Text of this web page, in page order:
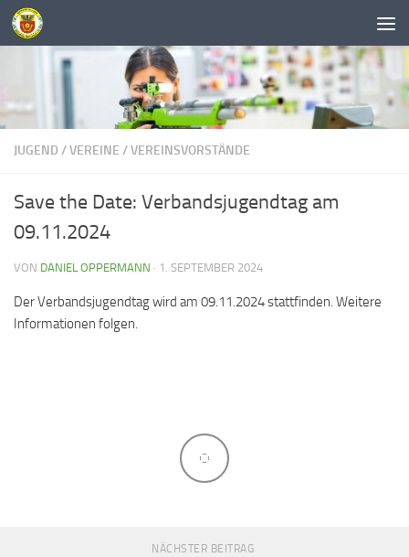
Unter dem Inhalt
JUGEND /VEREINE /VEREINSVORSTÄNDE
Save the Date: Verbandsjugendtag am
09.11.2024
VON DANIEL OPPERMANN · 1. SEPTEMBER 2024
Der Verbandsjugendtag wird am 09.11.2024 stattfinden. Weitere
Informationen folgen.
NÄCHSTER BEITRAG